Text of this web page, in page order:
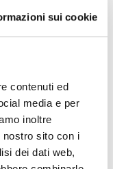
sui cookie
contenuti ed
media e per
inoltre
sito con i
dei dati web,
| Casciana
- Tutto il